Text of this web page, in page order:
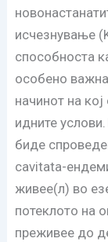
исчезнување
способноста
особено
начинот на
идните
биде
cavitata-
живее(л) во
потеклото на
преживее до